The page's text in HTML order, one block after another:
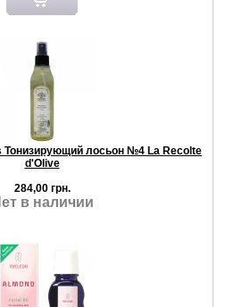
Тонизирующий лосьон №4 La Recolte
d'Olive
284,00 грн.
в наличии